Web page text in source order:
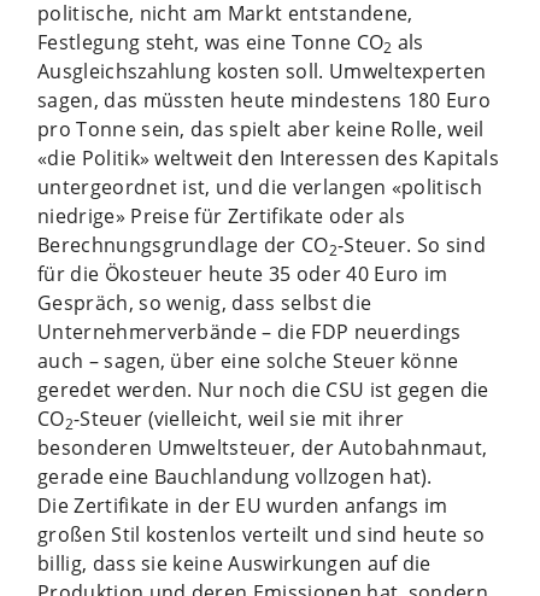
politische, nicht am Markt entstandene,
Festlegung steht, was eine Tonne CO2 als
Ausgleichszahlung kosten soll. Umweltexperten
sagen, das müssten heute mindestens 180 Euro
pro Tonne sein, das spielt aber keine Rolle, weil
«die Politik» weltweit den Interessen des Kapitals
untergeordnet ist, und die verlangen «politisch
niedrige» Preise für Zertifikate oder als
Berechnungsgrundlage der CO2-Steuer. So sind
für die Ökosteuer heute 35 oder 40 Euro im
Gespräch, so wenig, dass selbst die
Unternehmerverbände – die FDP neuerdings
auch – sagen, über eine solche Steuer könne
geredet werden. Nur noch die CSU ist gegen die
CO2-Steuer (vielleicht, weil sie mit ihrer
besonderen Umweltsteuer, der Autobahnmaut,
gerade eine Bauchlandung vollzogen hat).
Die Zertifikate in der EU wurden anfangs im
großen Stil kostenlos verteilt und sind heute so
billig, dass sie keine Auswirkungen auf die